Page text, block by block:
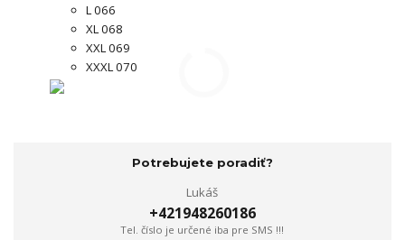
L 066
XL 068
XXL 069
XXXL 070
Potrebujete poradiť?
Lukáš
+421948260186
Tel. číslo je určené iba pre SMS !!!